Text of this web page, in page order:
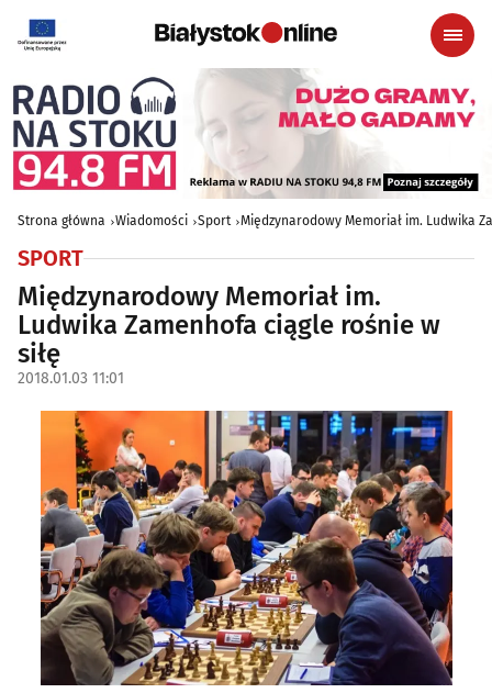
Strona główna Wiadomości Sport Międzynarodowy Memoriał im. Ludwika
SPORT
Międzynarodowy Memoriał im.
Ludwika Zamenhofa ciągle rośnie w
siłę
2018.01.03 11:01